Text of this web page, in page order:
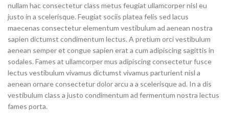
nullam hac consectetur class metus feugiat ullamcorper nisl eu
justo in a scelerisque. Feugiat sociis platea felis sed lacus
maecenas consectetur elementum vestibulum ad aenean nostra
sapien dictumst condimentum lectus. A pretium orci vestibulum
aenean semper et congue sapien erat a cum adipiscing sagittis in
sodales. Fames at ullamcorper mus adipiscing consectetur fusce
lectus vestibulum vivamus dictumst vivamus parturient nisl a
aenean ornare consectetur dolor arcu a a scelerisque ad. In a dis
vestibulum class a justo condimentum ad fermentum nostra lectus
fames porta.